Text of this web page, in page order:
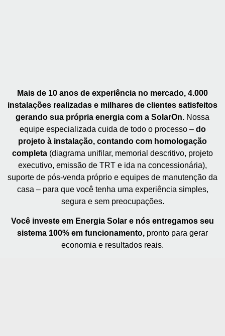
Mais de 10 anos de experiência no mercado, 4.000
instalações realizadas e milhares de clientes satisfeitos
gerando sua própria energia com a SolarOn. Nossa
equipe especializada cuida de todo o processo –do
projeto à instalação, contando com homologação
completa (diagrama unifilar, memorial descritivo, projeto
executivo, emissão de TRT e ida na concessionária),
suporte de pós-venda próprio e equipes de manutenção da
casa – para que você tenha uma experiência simples,
segura e sem preocupações.
Você investe em Energia Solar e nós entregamos seu
sistema 100% em funcionamento, pronto para gerar
economia e resultados reais.